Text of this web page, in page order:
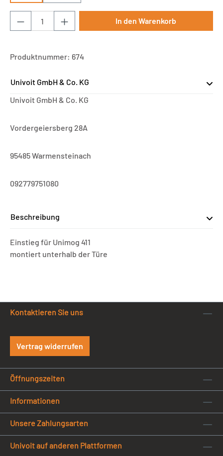
Produkt Anzahl: Gib den gewünschten
In den Warenkorb
Produktnummer: 674
Univoit GmbH & Co. KG
Univoit GmbH & Co. KG
Vordergeiersberg 28A
95485 Warmensteinach
092779751080
Beschreibung
Einstieg für Unimog 411
montiert unterhalb der Türe
Kontaktieren Sie uns
Vertrag widerrufen
Öffnungszeiten
Informationen
Unsere Zahlungsarten
Univoit auf anderen Plattformen